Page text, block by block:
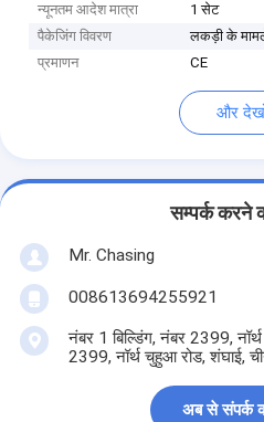
न्यूनतम आदेश मात्रा
1 सेट
पैकेजिंग विवरण
लकड़ी के
प्रमाणन
CE
और
सम्पर्क करने
Mr. Chasing
008613694255921
नंबर 1 बिल्डिंग, नंबर 2399,
2399, नॉर्थ चुहुआ रोड, शंघाई,
अब से संपर्क